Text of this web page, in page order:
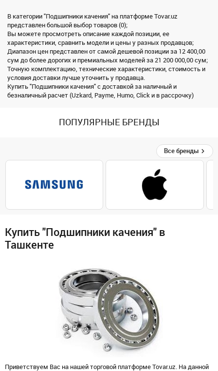
В категории "Подшипники качения" на платформе Tovar.uz
представлен большой выбор товаров (0);
Вы можете просмотреть описание каждой позиции, ее
характеристики, сравнить модели и цены у разных продавцов;
Диапазон цен представлен от самой дешевой позиции за 12 400,00
сум до более дорогих и премиальных моделей за 21 200 000,00 сум;
Точную комплектацию, технические характеристики, стоимость и
условия доставки лучше уточнить у продавца.
Купить "Подшипники качения" с доставкой за наличный и
безналичный расчет (Uzkard, Payme, Humo, Click и в рассрочку)
ПОПУЛЯРНЫЕ БРЕНДЫ
Все бренды
Купить "Подшипники качения" в
Ташкенте
Приветствуем Вас на нашей торговой платформе Tovar.uz. На данной